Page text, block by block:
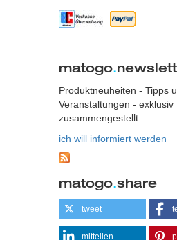
matogo.
Produktneuheiten - Tipps
Veranstaltungen - exklusiv
zusammengestellt
ich will informiert werden
matogo.share
tweet
mitteilen